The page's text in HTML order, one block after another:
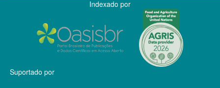
Indexado por
Suportado por